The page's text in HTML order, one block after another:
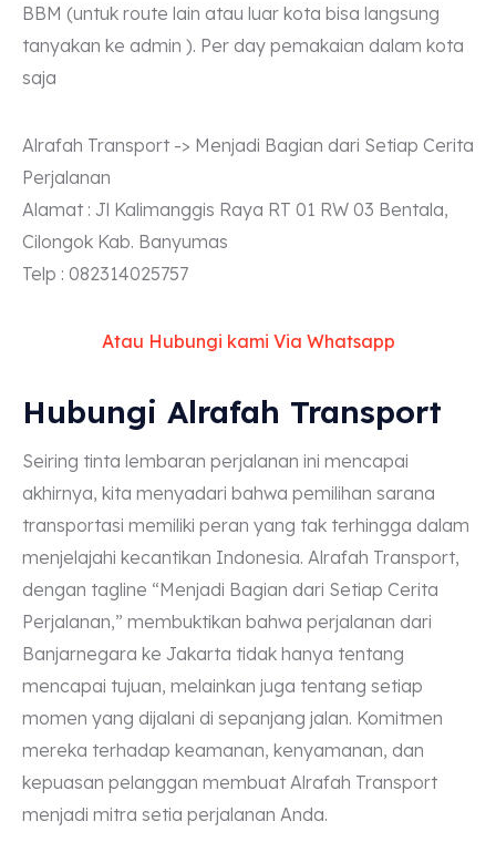
BBM (untuk route lain atau luar kota bisa langsung
tanyakan ke admin ). Per day pemakaian dalam kota
saja
Alrafah Transport -> Menjadi Bagian dari Setiap Cerita
Perjalanan
Alamat : Jl Kalimanggis Raya RT 01 RW 03 Bentala,
Cilongok Kab. Banyumas
Telp : 082314025757
Atau Hubungi kami Via Whatsapp
Hubungi Alrafah Transport
Seiring tinta lembaran perjalanan ini mencapai
akhirnya, kita menyadari bahwa pemilihan sarana
transportasi memiliki peran yang tak terhingga dalam
menjelajahi kecantikan Indonesia. Alrafah Transport,
dengan tagline “Menjadi Bagian dari Setiap Cerita
Perjalanan,” membuktikan bahwa perjalanan dari
Banjarnegara ke Jakarta tidak hanya tentang
mencapai tujuan, melainkan juga tentang setiap
momen yang dijalani di sepanjang jalan. Komitmen
mereka terhadap keamanan, kenyamanan, dan
kepuasan pelanggan membuat Alrafah Transport
menjadi mitra setia perjalanan Anda.